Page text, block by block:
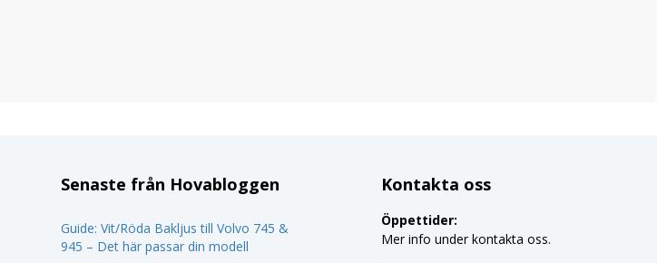
Senaste från Hovabloggen
Guide: Vit/Röda Bakljus till Volvo 745 &
945 – Det här passar din modell
Kontakta oss
Öppettider:
Mer info under kontakta oss.